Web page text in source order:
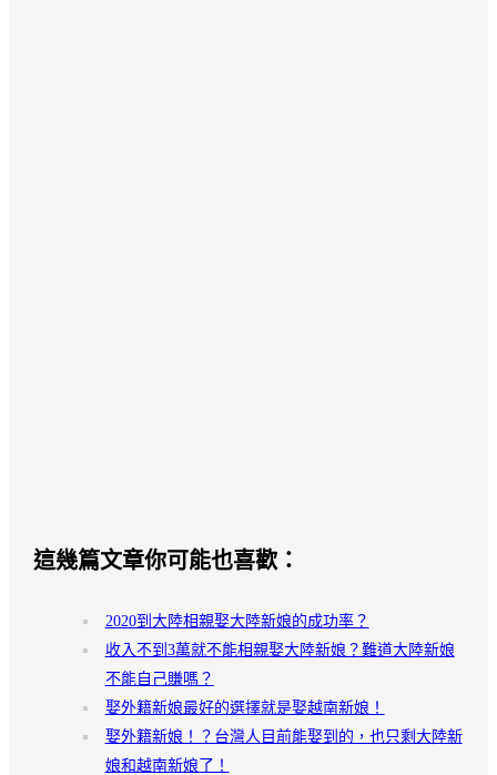
這幾篇文章你可能也喜歡：
2020到大陸相親娶大陸新娘的成功率？
收入不到3萬就不能相親娶大陸新娘？難道大陸新娘
不能自己賺嗎？
娶外籍新娘最好的選擇就是娶越南新娘！
娶外籍新娘！？台灣人目前能娶到的，也只剩大陸新
娘和越南新娘了！